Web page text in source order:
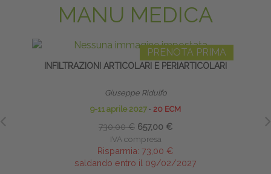
MANU MEDICA
PRENOTA PRIMA
INFILTRAZIONI ARTICOLARI E PERIARTICOLARI
Giuseppe Ridulfo
9-11 aprile 2027 ∙ 20 ECM
730,00 € 657,00 €
IVA compresa
Risparmia: 73,00 €
saldando entro il 09/02/2027